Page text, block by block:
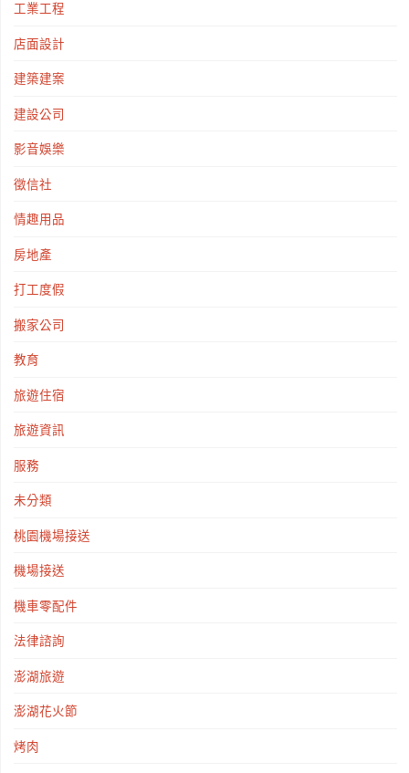
工業工程
店面設計
建築建案
建設公司
影音娛樂
徵信社
情趣用品
房地產
打工度假
搬家公司
教育
旅遊住宿
旅遊資訊
服務
未分類
桃園機場接送
機場接送
機車零配件
法律諮詢
澎湖旅遊
澎湖花火節
烤肉